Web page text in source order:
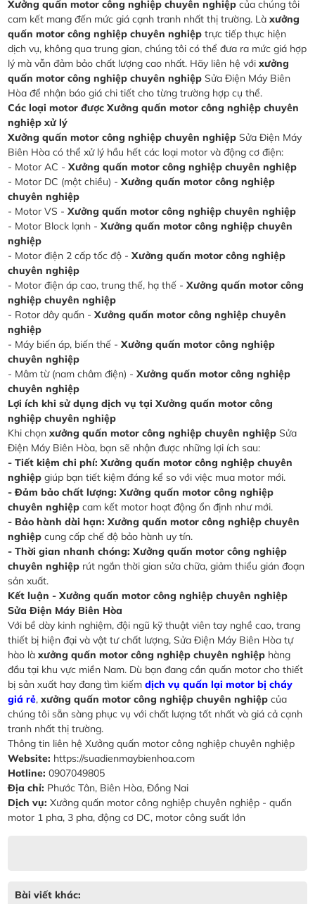
Xưởng quấn motor công nghiệp chuyên nghiệp của chúng tôi
cam kết mang đến mức giá cạnh tranh nhất thị trường. Làxưởng
quấn motor công nghiệp chuyên nghiệp trực tiếp thực hiện
dịch vụ, không qua trung gian, chúng tôi có thể đưa ra mức giá hợp
lý mà vẫn đảm bảo chất lượng cao nhất. Hãy liên hệ vớixưởng
quấn motor công nghiệp chuyên nghiệp Sửa Điện Máy Biên
Hòa để nhận báo giá chi tiết cho từng trường hợp cụ thể.
Các loại motor được Xưởng quấn motor công nghiệp chuyên
nghiệp xử lý
Xưởng quấn motor công nghiệp chuyên nghiệp Sửa Điện Máy
Biên Hòa có thể xử lý hầu hết các loại motor và động cơ điện:
- Motor AC -Xưởng quấn motor công nghiệp chuyên nghiệp
- Motor DC (một chiều) -Xưởng quấn motor công nghiệp
chuyên nghiệp
- Motor VS -Xưởng quấn motor công nghiệp chuyên nghiệp
- Motor Block lạnh -Xưởng quấn motor công nghiệp chuyên
nghiệp
- Motor điện 2 cấp tốc độ -Xưởng quấn motor công nghiệp
chuyên nghiệp
- Motor điện áp cao, trung thế, hạ thế -Xưởng quấn motor công
nghiệp chuyên nghiệp
- Rotor dây quấn -Xưởng quấn motor công nghiệp chuyên
nghiệp
- Máy biến áp, biến thế -Xưởng quấn motor công nghiệp
chuyên nghiệp
- Mâm từ (nam châm điện) -Xưởng quấn motor công nghiệp
chuyên nghiệp
Lợi ích khi sử dụng dịch vụ tại Xưởng quấn motor công
nghiệp chuyên nghiệp
Khi chọnxưởng quấn motor công nghiệp chuyên nghiệp Sửa
Điện Máy Biên Hòa, bạn sẽ nhận được những lợi ích sau:
- Tiết kiệm chi phí: Xưởng quấn motor công nghiệp chuyên
nghiệp giúp bạn tiết kiệm đáng kể so với việc mua motor mới.
- Đảm bảo chất lượng: Xưởng quấn motor công nghiệp
chuyên nghiệp cam kết motor hoạt động ổn định như mới.
- Bảo hành dài hạn: Xưởng quấn motor công nghiệp chuyên
nghiệp cung cấp chế độ bảo hành uy tín.
- Thời gian nhanh chóng: Xưởng quấn motor công nghiệp
chuyên nghiệp rút ngắn thời gian sửa chữa, giảm thiểu gián đoạn
sản xuất.
Kết luận - Xưởng quấn motor công nghiệp chuyên nghiệp
Sửa Điện Máy Biên Hòa
Với bề dày kinh nghiệm, đội ngũ kỹ thuật viên tay nghề cao, trang
thiết bị hiện đại và vật tư chất lượng, Sửa Điện Máy Biên Hòa tự
hào làxưởng quấn motor công nghiệp chuyên nghiệp hàng
đầu tại khu vực miền Nam. Dù bạn đang cần quấn motor cho thiết
bị sản xuất hay đang tìm kiếmdịch vụ quấn lại motor bị cháy
giá rẻ,xưởng quấn motor công nghiệp chuyên nghiệp của
chúng tôi sẵn sàng phục vụ với chất lượng tốt nhất và giá cả cạnh
tranh nhất thị trường.
Thông tin liên hệ Xưởng quấn motor công nghiệp chuyên nghiệp
Website: https://suadienmaybienhoa.com
Hotline: 0907049805
Địa chỉ: Phước Tân, Biên Hòa, Đồng Nai
Dịch vụ: Xưởng quấn motor công nghiệp chuyên nghiệp - quấn
motor 1 pha, 3 pha, động cơ DC, motor công suất lớn
Bài viết khác: